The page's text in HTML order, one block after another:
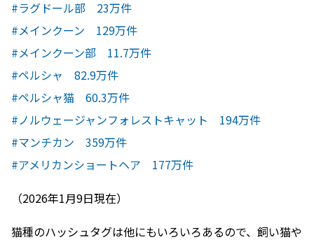
#ラグドール部 23万件
#メインクーン 129万件
#メインクーン部 11.7万件
#ペルシャ 82.9万件
#ペルシャ猫 60.3万件
#ノルウェージャンフォレストキャット 194万件
#マンチカン 359万件
#アメリカンショートヘア 177万件
（2026年1月9日現在）
猫種のハッシュタグは他にもいろいろあるので、飼い猫や